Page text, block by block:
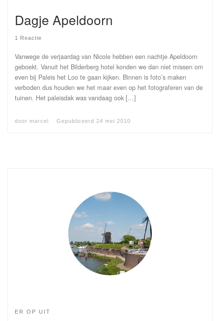
Dagje Apeldoorn
1 Reactie
Vanwege de verjaardag van Nicole hebben een nachtje Apeldoorn
geboekt. Vanuit het Bilderberg hotel konden we dan niet missen om
even bij Paleis het Loo te gaan kijken. Binnen is foto’s maken
verboden dus houden we het maar even op het fotograferen van de
tuinen. Het paleisdak was vandaag ook […]
door marcel Gepubliceerd 24 mei 2010
ER OP UIT